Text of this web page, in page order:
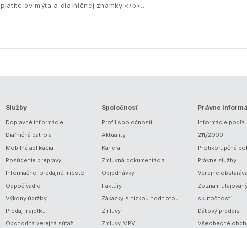
platiteľov mýta a diaľničnej známky.</p>
Služby
Dopravné informácie
Diaľničná patrola
Mobilná aplikácia
Posúdenie prepravy
Informačno-predajné miesto
Odpočívadlo
Výkony údržby
Predaj majetku
Obchodná verejná súťaž
Spoločnosť
Profil spoločnosti
Aktuality
Kariéra
Zmluvná dokumentácia
Objednávky
Faktúry
Zákazky s nízkou hodnotou
Zmluvy
Zmluvy MPV
Právne
Informácie podľa
211/2000
Protikorupčná
Právne služby
Verejné
Zoznam
skutočností
Dátový predpis
Všeobecné